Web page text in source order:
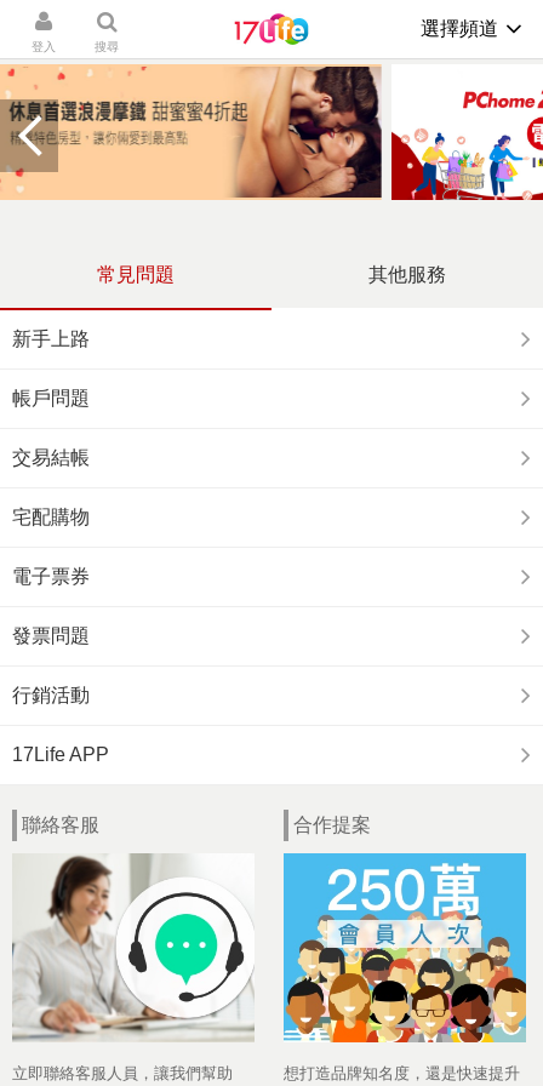
登入 搜尋
選擇頻道
常見問題 其他服務
新手上路
帳戶問題
交易結帳
宅配購物
電子票券
發票問題
行銷活動
17Life APP
聯絡客服
立即聯絡客服人員，讓我們幫助
合作提案
想打造品牌知名度，還是快速提升